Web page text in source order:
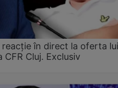
reacție în direct la oferta lui
CFR Cluj. Exclusiv